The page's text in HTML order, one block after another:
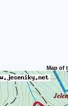
Map of